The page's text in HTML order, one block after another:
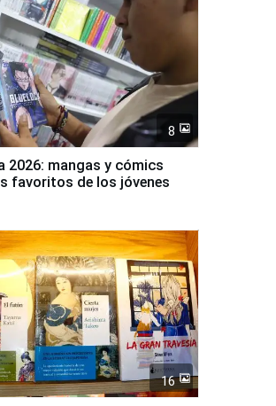
8
2026: mangas y cómics
favoritos de los jóvenes
16